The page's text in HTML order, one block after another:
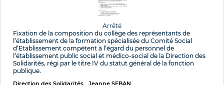
Arrêté
Fixation de la composition du collège des représentants de
l’établissement de la formation spécialisée du Comité Social
d’Etablissement compétent à l’égard du personnel de
l’établissement public social et médico-social de la Direction des
Solidarités, régi par le titre IV du statut général de la fonction
publique.